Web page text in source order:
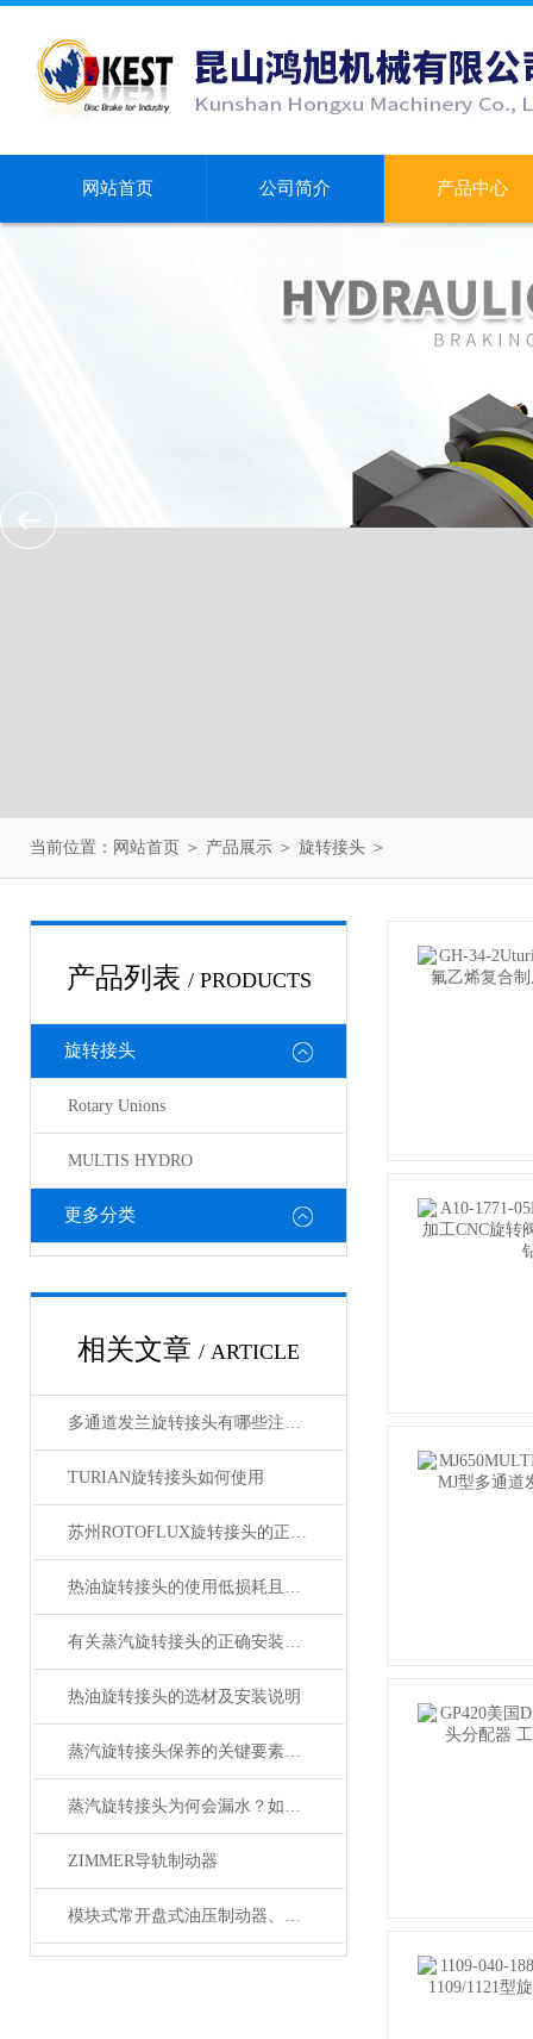
网站首页 公司简介 产品中心
当前位置： 网站首页 ＞ 产品展示 ＞ 旋转接头 ＞
产品列表 / PRODUCTS
旋转接头
Rotary Unions
MULTIS HYDRO
更多分类
相关文章 / ARTICLE
多通道发兰旋转接头有哪些注意事项
TURIAN旋转接头如何使用
苏州ROTOFLUX旋转接头的正确维护与更换
热油旋转接头的使用低损耗且还方便
有关蒸汽旋转接头的正确安装顺序
热油旋转接头的选材及安装说明
蒸汽旋转接头保养的关键要素简介
蒸汽旋转接头为何会漏水？如何解决？
ZIMMER导轨制动器
模块式常开盘式油压制动器、常闭液压制动器选择